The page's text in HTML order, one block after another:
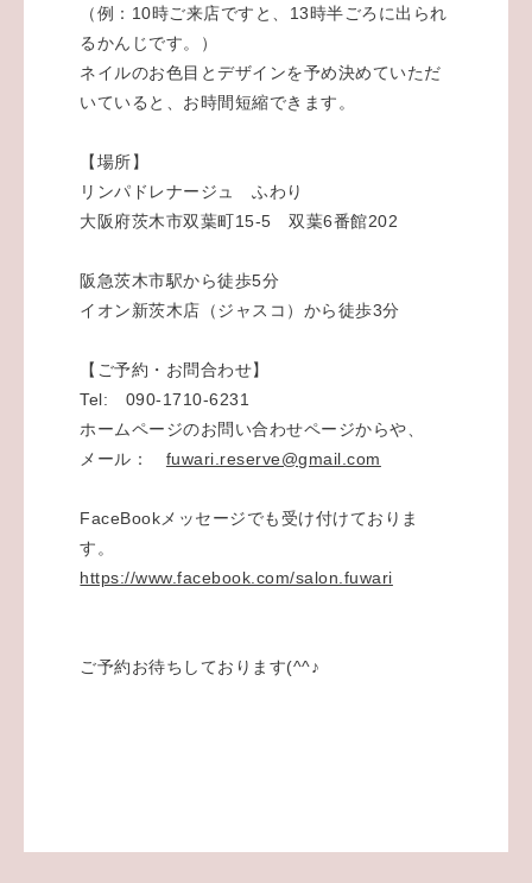
（例：10時ご来店ですと、13時半ごろに出られ
るかんじです。）
ネイルのお色目とデザインを予め決めていただ
いていると、お時間短縮できます。
【場所】
リンパドレナージュ ふわり
大阪府茨木市双葉町15-5 双葉6番館202
阪急茨木市駅から徒歩5分
イオン新茨木店（ジャスコ）から徒歩3分
【ご予約・お問合わせ】
Tel: 090-1710-6231
ホームページのお問い合わせページからや
メール： fuwari.reserve@gmail.com
FaceBookメッセージでも受け付けておりま
す。
https://www.facebook.com/salon.fuwari
ご予約お待ちしております(^^♪